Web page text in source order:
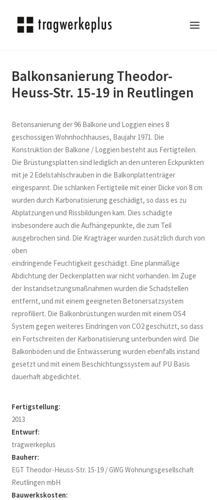
TRAGWERKEPLUS
BLOG
KARRIERE
KONTAKT
SEARCH
Balkonsanierung Theodor-
Heuss-Str. 15-19 in Reutlingen
Betonsanierung der 96 Balkone und Loggien eines 8
geschossigen Wohnhochhauses, Baujahr 1971. Die
Konstruktion der Balkone / Loggien besteht aus Fertigteilen.
Die Brüstungsplatten sind lediglich an den unteren Eckpunkten
mit je 2 Edelstahlschrauben in die Balkonplattenträger
eingespannt. Die schlanken Fertigteile mit einer Dicke von 8 cm
wurden durch Karbonatisierung geschädigt, so dass es zu
Abplatzungen und Rissbildungen kam. Dies schädigte
insbesondere auch die Aufhängepunkte, die zum Teil
ausgebrochen sind. Die Kragträger wurden zusätzlich durch von
oben
eindringende Feuchtigkeit geschädigt. Eine planmäßige
Abdichtung der Deckenplatten war nicht vorhanden. Im Zuge
der Instandsetzungsmaßnahmen wurden die Schadstellen
entfernt, und mit einem geeigneten Betonersatzsystem
reprofiliert. Die Balkonbrüstungen wurden mit einem OS4
System gegen weiteres Eindringen von CO2 geschützt, so dass
ein Fortschreiten der Karbonatisierung unterbunden wird. Die
Balkonböden und die Entwässerung wurden ebenfalls instand
gesetzt und mit einem Beschichtungssystem auf PU Basis
dauerhaft abgedichtet.
Fertigstellung:
2013
Entwurf:
tragwerkeplus
Bauherr:
EGT Theodor-Heuss-Str. 15-19 / GWG Wohnungsgesellschaft
Reutlingen mbH
Bauwerkskosten: